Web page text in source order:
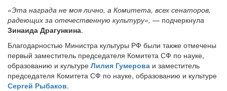
«Эта награда не моя лично, а Комитета, всех сенаторов,
радеющих за отечественную культуру», — подчеркнула
Зинаида Драгункина.
Благодарностью Министра культуры РФ были также отмечены
первый заместитель председателя Комитета СФ по науке,
образованию и культуре Лилия Гумерова и заместитель
председателя Комитета СФ по науке, образованию и культуре
Сергей Рыбаков.